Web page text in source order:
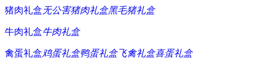
猪肉礼盒无公害猪肉礼盒黑毛猪礼盒
牛肉礼盒牛肉礼盒
禽蛋礼盒鸡蛋礼盒鸭蛋礼盒飞禽礼盒喜蛋礼盒